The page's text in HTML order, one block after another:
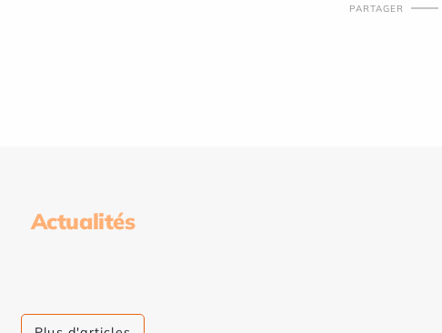
PARTAGER
Actualités